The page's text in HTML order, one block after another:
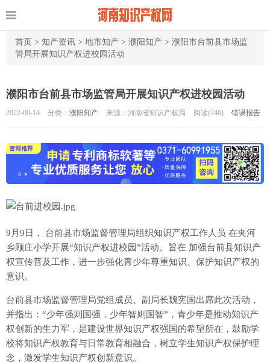
首页 > 知产资讯 > 地市知产 > 濮阳知产 > 濮阳市台前县市场监
管局开展知识产权进校园活动
濮阳市台前县市场监管局开展知识产权进校园活动
2022-09-14 分类： 濮阳知产 来源：河南省知识产权局 阅读(246) 错误报告
9月9日， 台前县市场监督管理局组织知识产权工作人员 在夹河
乡顾庄小学开展“知识产权进校园”活动。旨在 加强台前县知识产
权宣传普及工作，进一步强化青少年尊重知识、保护知识产权的
意识。
台前县市场监督管理局党组成员、副局长魏宪国出席此次活动，
并指出：“少年强则国强，少年智则国智”，青少年是推动知识产
权创新的生力军，是建设世界知识产权强国的希望所在，鼓励学
校将知识产权教育与日常教育相融合，树立学生知识产权保护理
念，激发学生知识产权创新意识。